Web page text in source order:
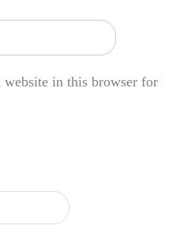
website in this browser for